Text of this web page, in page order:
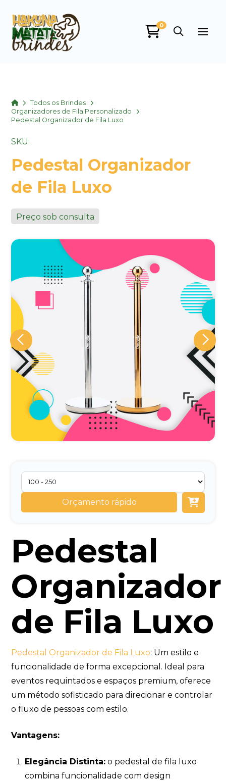
0
HomeTodos os Brindes
Organizadores de Fila Personalizado
Pedestal Organizador de Fila Luxo
SKU:
Pedestal Organizador
de Fila Luxo
Preço sob consulta
Orçamento rápido
Pedestal
Organizador
de Fila Luxo
Pedestal Organizador de Fila Luxo: Um estilo e
funcionalidade de forma excepcional. Ideal para
eventos requintados e espaços premium, oferece
um método sofisticado para direcionar e controlar
o fluxo de pessoas com estilo.
Vantagens:
Elegância Distinta:o pedestal de fila luxo
combina funcionalidade com design